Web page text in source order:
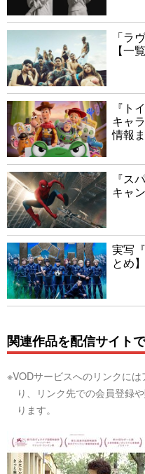
「ラ
【一覧
『ト
キャ
情報
『ス
キャ
実写
とめ】
関連作品を配信サイト
※VODサービスへのリンクに
り、リンク先での会員登録
ります。